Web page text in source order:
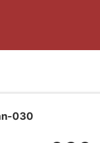
030